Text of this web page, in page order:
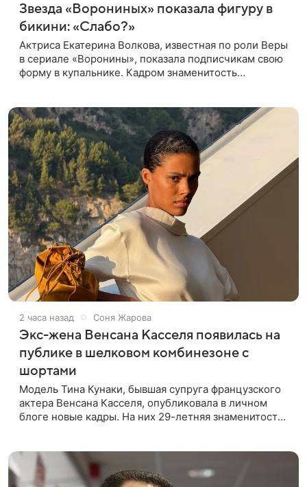
Звезда «Ворониных» показала фигуру в
бикини: «Слабо?»
Актриса Екатерина Волкова, известная по роли Веры
в сериале «Воронины», показала подписчикам свою
форму в купальнике. Кадром знаменитость
2 часа назад Соня Жарова
Экс-жена Венсана Касселя появилась на
публике в шелковом комбинезоне с
шортами
Модель Тина Кунаки, бывшая супруга французского
актера Венсана Касселя, опубликовала в личном
блоге новые кадры. На них 29-летняя знаменитость